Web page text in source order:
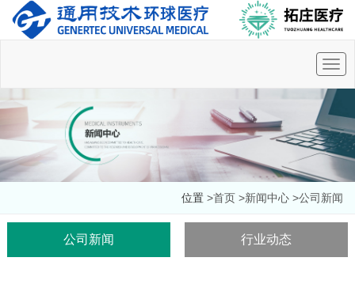
位置 >首页 >新闻中心 >公司新闻
公司新闻 行业动态